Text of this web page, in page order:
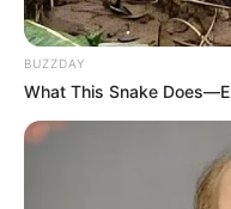
BUZZDAY
What This Snake